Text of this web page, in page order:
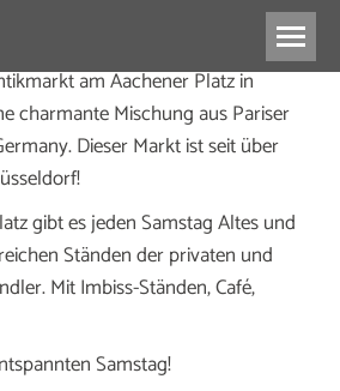
am Aachener Platz in
charmante Mischung aus Pariser
Dieser Markt ist seit über
gibt es jeden Samstag Altes und
Ständen der privaten und
Mit Imbiss-Ständen, Café,
Samstag!